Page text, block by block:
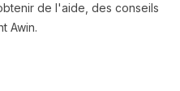
de l'aide, des conseils
Awin.